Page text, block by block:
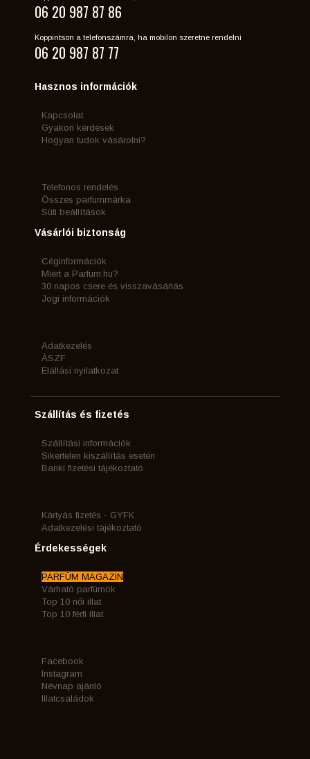
06 20 987 87 86
Koppintson a telefonszámra, ha mobilon szeretne rendelni
06 20 987 87 77
Hasznos információk
Kapcsolat
Gyakori kérdések
Hogyan tudok vásárolni?
Telefonos rendelés
Összes parfummárka
Süti beállítások
Vásárlói biztonság
Céginformációk
Miért a Parfum.hu?
30 napos csere és visszavásárlás
Jogi információk
Adatkezelés
ÁSZF
Elállási nyilatkozat
Szállítás és fizetés
Szállítási információk
Sikertelen kiszállítás esetén
Banki fizetési tájékoztató
Kártyás fizetés - GYFK
Adatkezelési tájékoztató
Érdekességek
PARFÜM MAGAZIN
Várható parfümök
Top 10 női illat
Top 10 férfi illat
Facebook
Instagram
Névnap ajánló
Illatcsaládok